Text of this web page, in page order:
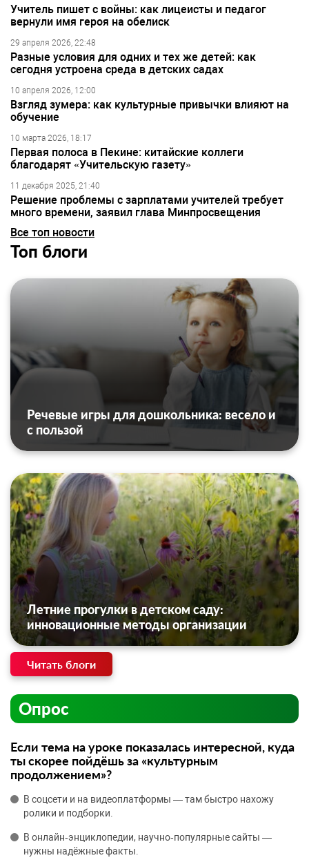
Учитель пишет с войны: как лицеисты и педагог
вернули имя героя на обелиск
29 апреля 2026, 22:48
Разные условия для одних и тех же детей: как
сегодня устроена среда в детских садах
10 апреля 2026, 12:00
Взгляд зумера: как культурные привычки влияют на
обучение
10 марта 2026, 18:17
Первая полоса в Пекине: китайские коллеги
благодарят «Учительскую газету»
11 декабря 2025, 21:40
Решение проблемы с зарплатами учителей требует
много времени, заявил глава Минпросвещения
Все топ новости
Топ блоги
Речевые игры для дошкольника: весело и
с пользой
Летние прогулки в детском саду:
инновационные методы организации
Читать блоги
Опрос
Если тема на уроке показалась интересной, куда
ты скорее пойдёшь за «культурным
продолжением»?
В соцсети и на видеоплатформы — там быстро нахожу
ролики и подборки.
В онлайн‑энциклопедии, научно‑популярные сайты —
нужны надёжные факты.